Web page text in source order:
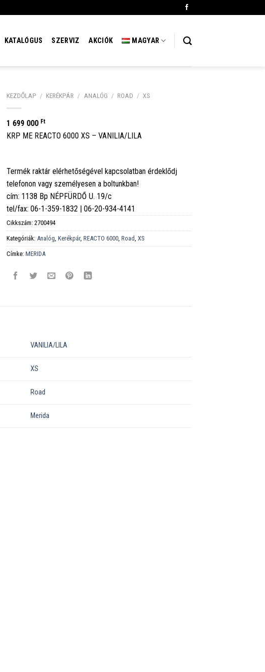
KATALÓGUS SZERVIZ AKCIÓK MAGYAR
KEZDŐLAP / KERÉKPÁR / ANALÓG / ROAD / XS
1 699 000 Ft
KRP ME REACTO 6000 XS – VANILIA/LILA
Termék raktár elérhetőségével kapcsolatban érdeklődj
telefonon vagy személyesen a boltunkban!
cím: 1138 Bp NÉPFÜRDŐ U. 19/c
tel/fax: 06-1-359-1832 | 06-20-934-4141
Cikkszám:2700494
Kategóriák: Analóg ,Kerékpár,REACTO 6000 ,Road ,XS
Címke:MERIDA
VANILIA/LILA
XS
Road
Merida